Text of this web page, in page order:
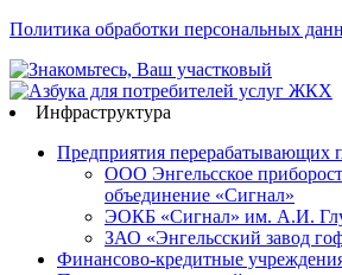
Политика обработки персональных
Инфраструктура
Предприятия перерабатывающих
ООО Энгельсское
объединение «Сигнал»
ЭОКБ «Сигнал» им. А.И.
ЗАО «Энгельсский завод
Финансово-кредитные